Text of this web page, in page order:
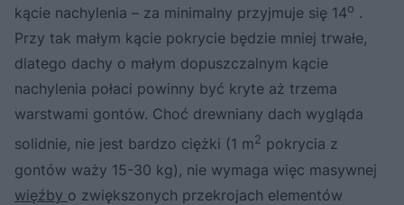
kącie nachylenia – za minimalny przyjmuje się 14o .
Przy tak małym kącie pokrycie będzie mniej trwałe,
dlatego dachy o małym dopuszczalnym kącie
nachylenia połaci powinny być kryte aż trzema
warstwami gontów. Choć drewniany dach wygląda
solidnie, nie jest bardzo ciężki (1 m2 pokrycia z
gontów waży 15-30 kg), nie wymaga więc masywnej
więźby o zwiększonych przekrojach elementów